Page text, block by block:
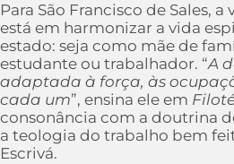
Para São Francisco de Sales,
está em harmonizar a vida
estado: seja como mãe de
estudante ou trabalhador. “A
adaptada à força, às
cada um”, ensina ele em
consonância com a doutrina
a teologia do trabalho bem
Escrivá.